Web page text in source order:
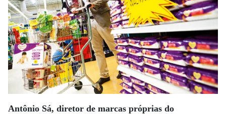
Antônio Sá, diretor de marcas próprias do